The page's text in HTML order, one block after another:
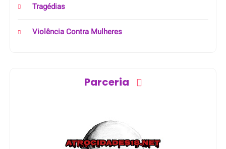
Tragédias
Violência Contra Mulheres
Parceria